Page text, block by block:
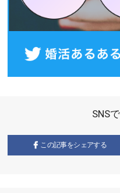
SNS
この記事をシェアする